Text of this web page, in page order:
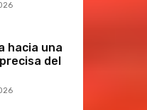
hacia una
del